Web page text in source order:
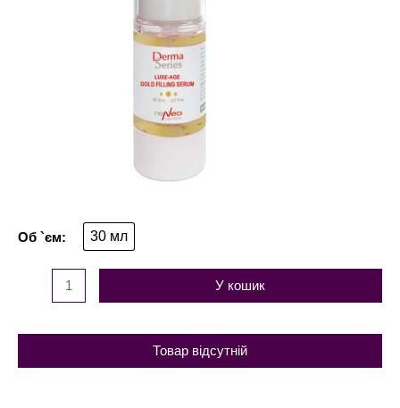
30 мл
У кошик
Товар відсутній